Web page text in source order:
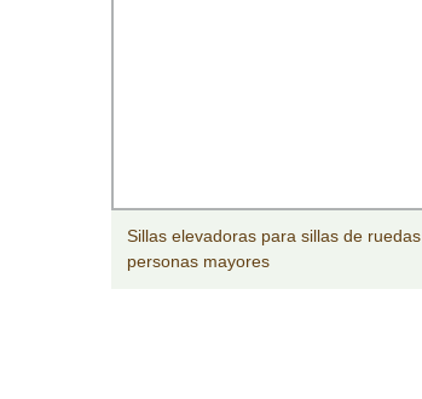
Sillas elevadoras para sillas de
personas mayores